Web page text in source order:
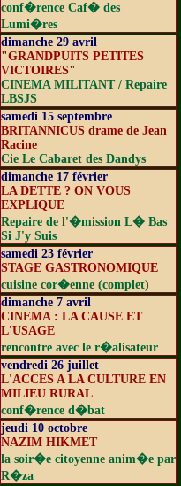
conf�rence Caf� des
Lumi�res
dimanche 29 avril
"GRANDPUITS PETITES
VICTOIRES"
CINEMA MILITANT / Repaire
LBSJS
samedi 15 septembre
BRITANNICUS drame de Jean
Racine
Cie Le Cabaret des Dandys
dimanche 17 février
LA DETTE ? ON VOUS
EXPLIQUE
Repaire de l'�mission L� Bas
Si J'y Suis
samedi 23 février
STAGE GASTRONOMIQUE
cuisine cor�enne (complet)
dimanche 7 avril
CINEMA : LA CAUSE ET
L'USAGE
rencontre avec le r�alisateur
vendredi 26 juillet
L'ACCES A LA CULTURE EN
MILIEU RURAL
conf�rence d�bat
jeudi 10 octobre
NAZIM HIKMET
la soir�e citoyenne anim�e par
R�za